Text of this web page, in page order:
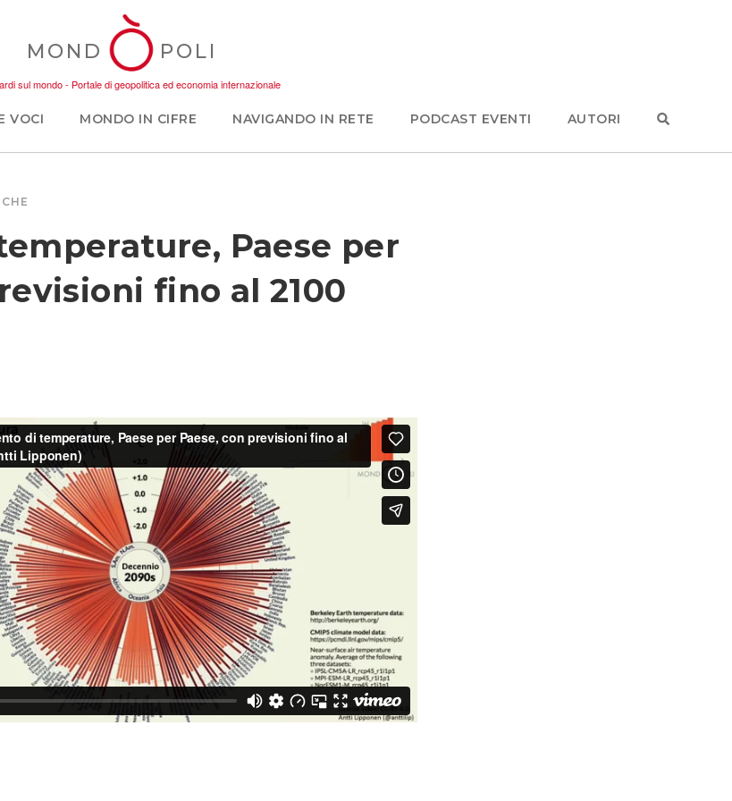
MOND POLI
sul mondo - Portale di geopolitica ed economia internazionale
VOCI MONDO IN CIFRE NAVIGANDO IN RETE PODCAST EVENTI AUTORI
Paese per
fino al 2100